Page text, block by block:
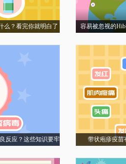
么？看完你就明白了 容易被忽视的
反应？这些知识要牢
带状疱疹疫苗